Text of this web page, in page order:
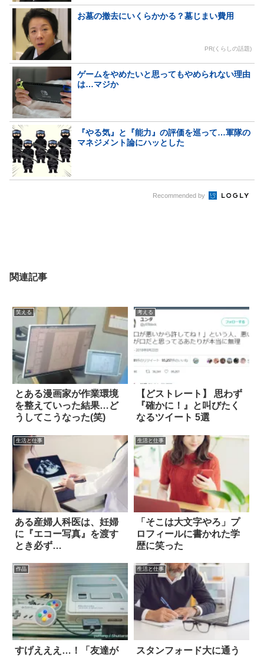
お墓の撤去にいくらかかる？墓じまい費用
PR(くらしの話題)
ゲームをやめたいと思ってもやめられない理由
は…マジか
『やる気』と『能力』の評価を巡って…軍隊の
マネジメント論にハッとした
Recommended by
関連記事
笑える
とある漫画家が作業環境
を整えていった結果…ど
うしてこうなった(笑)
考える
【どストレート】 思わず
『確かに！』と叫びたく
なるツイート 5選
生活と仕事
ある産婦人科医は、妊婦
に『エコー写真』を渡す
とき必ず…
生活と仕事
「そこは大文字やろ」プ
ロフィールに書かれた学
歴に笑った
作品
すげえええ…！「友達が
生活と仕事
スタンフォード大に通う